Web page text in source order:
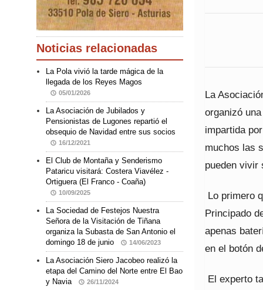
La
organizó
impartida
muchos las
pueden vivir
Lo primero
Principado
apenas
en el botón
El experto
Noticias relacionadas
La Pola vivió la tarde mágica de la
llegada de los Reyes Magos
05/01/2026
La Asociación de Jubilados y
Pensionistas de Lugones repartió el
obsequio de Navidad entre sus socios
16/12/2021
El Club de Montaña y Senderismo
Pataricu visitará: Costera Viavélez -
Ortiguera (El Franco - Coaña)
10/09/2025
La Sociedad de Festejos Nuestra
Señora de la Visitación de Tiñana
organiza la Subasta de San Antonio el
domingo 18 de junio
14/06/2023
La Asociación Siero Jacobeo realizó la
etapa del Camino del Norte entre El Bao
y Navia
26/11/2024